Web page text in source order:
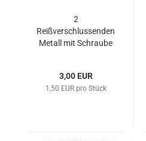
2
Reißverschlussenden
Metall mit Schraube
3,00 EUR
1,50 EUR pro Stück